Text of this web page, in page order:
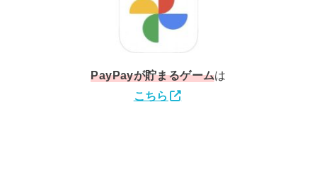
PayPayが貯まるゲームは
こちら